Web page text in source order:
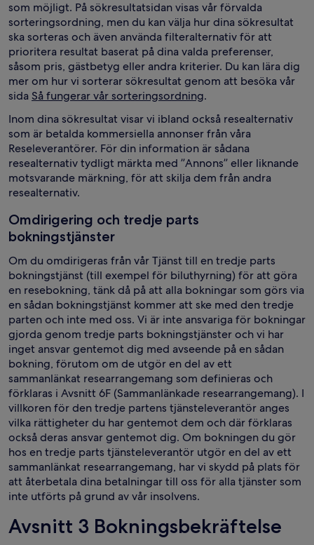
som möjligt. På sökresultatsidan visas vår förvalda
sorteringsordning, men du kan välja hur dina sökresultat
ska sorteras och även använda filteralternativ för att
prioritera resultat baserat på dina valda preferenser,
såsom pris, gästbetyg eller andra kriterier. Du kan lära dig
mer om hur vi sorterar sökresultat genom att besöka vår
sidaSå fungerar vår sorteringsordning.
Inom dina sökresultat visar vi ibland också resealternativ
som är betalda kommersiella annonser från våra
Reseleverantörer. För din information är sådana
resealternativ tydligt märkta med ”Annons” eller liknande
motsvarande märkning, för att skilja dem från andra
resealternativ.
Omdirigering och tredje parts
bokningstjänster
Om du omdirigeras från vår Tjänst till en tredje parts
bokningstjänst (till exempel för biluthyrning) för att göra
en resebokning, tänk då på att alla bokningar som görs via
en sådan bokningstjänst kommer att ske med den tredje
parten och inte med oss. Vi är inte ansvariga för bokningar
gjorda genom tredje parts bokningstjänster och vi har
inget ansvar gentemot dig med avseende på en sådan
bokning, förutom om de utgör en del av ett
sammanlänkat researrangemang som definieras och
förklaras i Avsnitt 6F (Sammanlänkade researrangemang). I
villkoren för den tredje partens tjänsteleverantör anges
vilka rättigheter du har gentemot dem och där förklaras
också deras ansvar gentemot dig. Om bokningen du gör
hos en tredje parts tjänsteleverantör utgör en del av ett
sammanlänkat researrangemang, har vi skydd på plats för
att återbetala dina betalningar till oss för alla tjänster som
inte utförts på grund av vår insolvens.
Avsnitt 3 Bokningsbekräftelse